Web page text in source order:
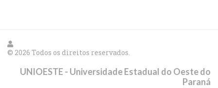
© 2026 Todos os direitos reservados.
UNIOESTE - Universidade Estadual do Oeste do
Paraná